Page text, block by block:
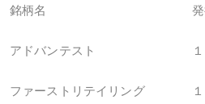
銘柄名
アドバンテスト
ファーストリテイリング